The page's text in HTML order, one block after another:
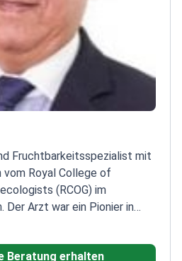
Fruchtbarkeitsspezialist mit
vom Royal College of
(RCOG) im
Der Arzt war ein Pionier in
(IVF) und führte das
Beratung erhalten